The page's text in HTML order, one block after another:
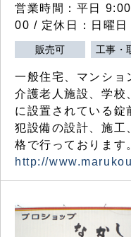
営業時間：平日
00 / 定休日：日曜日
販売可 工事・
一般住宅、マンショ
介護老人施設、学校
に設置されている錠
犯設備の設計、施工
格で行っております
http://